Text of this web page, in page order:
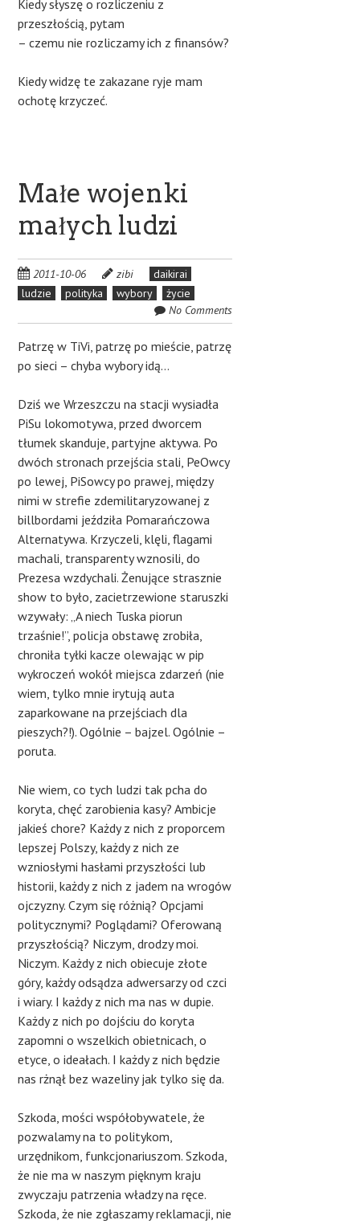
Kiedy słyszę o rozliczeniu z
przeszłością, pytam
– czemu nie rozliczamy ich z finansów?
Kiedy widzę te zakazane ryje mam
ochotę krzyczeć.
Małe wojenki
małych ludzi
2011-10-06 zibi
daikirai
ludzie
polityka wybory
życie
No Comments
Patrzę w TiVi, patrzę po mieście, patrzę
po sieci – chyba wybory idą…
Dziś we Wrzeszczu na stacji wysiadła
PiSu lokomotywa, przed dworcem
tłumek skanduje, partyjne aktywa. Po
dwóch stronach przejścia stali, PeOwcy
po lewej, PiSowcy po prawej, między
nimi w strefie zdemilitaryzowanej z
billbordami jeździła Pomarańczowa
Alternatywa. Krzyczeli, klęli, flagami
machali, transparenty wznosili, do
Prezesa wzdychali. Żenujące strasznie
show to było, zacietrzewione staruszki
wzywały: „A niech Tuska piorun
trzaśnie!”, policja obstawę zrobiła,
chroniła tyłki kacze olewając w pip
wykroczeń wokół miejsca zdarzeń (nie
wiem, tylko mnie irytują auta
zaparkowane na przejściach dla
pieszych?!). Ogólnie – bajzel. Ogólnie –
poruta.
Nie wiem, co tych ludzi tak pcha do
koryta, chęć zarobienia kasy? Ambicje
jakieś chore? Każdy z nich z proporcem
lepszej Polszy, każdy z nich ze
wzniosłymi hasłami przyszłości lub
historii, każdy z nich z jadem na wrogów
ojczyzny. Czym się różnią? Opcjami
politycznymi? Poglądami? Oferowaną
przyszłością? Niczym, drodzy moi.
Niczym. Każdy z nich obiecuje złote
góry, każdy odsądza adwersarzy od czci
i wiary. I każdy z nich ma nas w dupie.
Każdy z nich po dojściu do koryta
zapomni o wszelkich obietnicach, o
etyce, o ideałach. I każdy z nich będzie
nas rżnął bez wazeliny jak tylko się da.
Szkoda, mości współobywatele, że
pozwalamy na to politykom,
urzędnikom, funkcjonariuszom. Szkoda,
że nie ma w naszym pięknym kraju
zwyczaju patrzenia władzy na ręce.
Szkoda, że nie zgłaszamy reklamacji, nie